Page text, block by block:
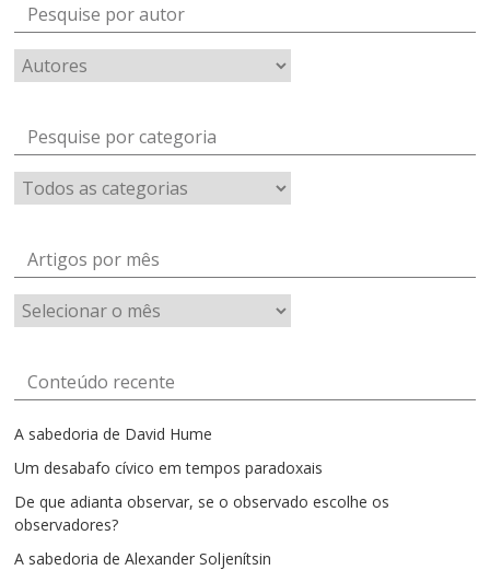
Pesquise por autor
Pesquise por categoria
Artigos por mês
Artigos
por
Conteúdo recente
A sabedoria de David Hume
Um desabafo cívico em tempos paradoxais
De que adianta observar, se o observado escolhe os
observadores?
A sabedoria de Alexander Soljenítsin